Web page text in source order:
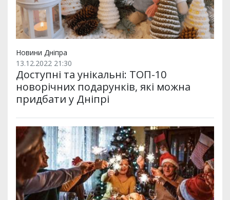
Новини Дніпра
13.12.2022 21:30
Доступні та унікальні: ТОП-10
новорічних подарунків, які можна
придбати у Дніпрі